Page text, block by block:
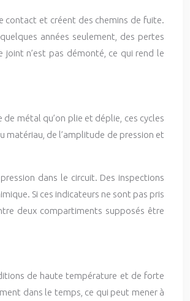
contact et créent des chemins de fuite.
années seulement, des pertes
joint n’est pas démonté, ce qui rend le
métal qu’on plie et déplie, ces cycles
matériau, de l’amplitude de pression et
dans le circuit. Des inspections
Si ces indicateurs ne sont pas pris
deux compartiments supposés être
de haute température et de forte
dans le temps, ce qui peut mener à